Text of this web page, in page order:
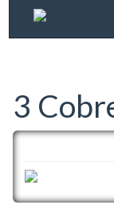
3